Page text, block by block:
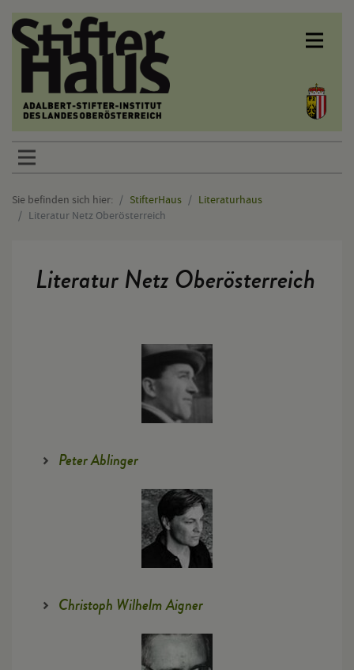
Sprunglinks
Sie befinden sich hier: StifterHaus
Literaturhaus
Literatur Netz Oberösterreich
Literatur Netz Oberösterreich
Peter Ablinger
Christoph Wilhelm Aigner